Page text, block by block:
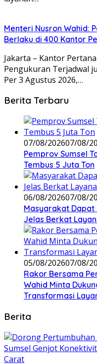
Menteri Nusron Wahid:
Berlaku di 400 Kantor
Jakarta – Kantor
Pengukuran Terjadwal
Per 3 Agustus 2026,…
Berita Terbaru
07/08/202607/08/
Pemprov Sumsel
Tembus 5 Juta Ton
06/08/202607/08/
Masyarakat Dapat
Jelas Berkat
05/08/202607/08/
Rakor Bersama
Wahid Minta
Transformasi
Berita